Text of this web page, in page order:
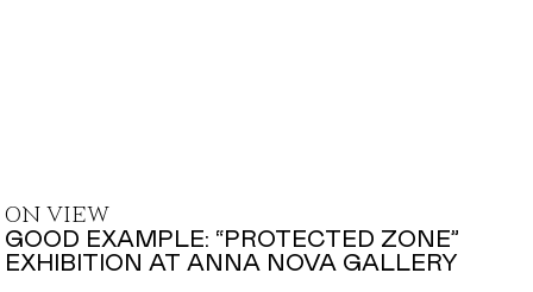
ON VIEW
GOOD EXAMPLE: “PROTECTED ZONE”
EXHIBITION AT ANNA NOVA GALLERY